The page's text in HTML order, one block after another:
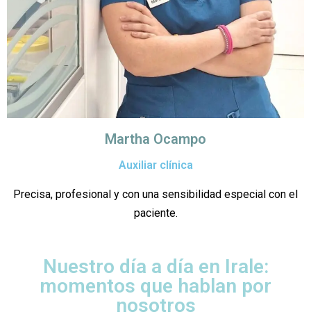
Martha Ocampo
Auxiliar clínica
Precisa, profesional y con una sensibilidad especial con el
paciente.
Nuestro día a día en Irale:
momentos que hablan por
nosotros